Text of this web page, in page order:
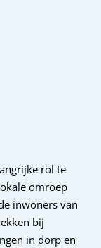
rol te
omroep
inwoners van
bij
in dorp en